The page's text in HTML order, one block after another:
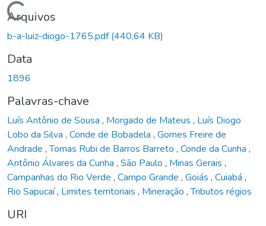
Carregando...
Arquivos
b-a-luiz-diogo-1765.pdf(440,64 KB)
Data
1896
Palavras-chave
Luís Antônio de Sousa , Morgado de Mateus , Luís Diogo
Lobo da Silva , Conde de Bobadela , Gomes Freire de
Andrade ,Tomas Rubi de Barros Barreto , Conde da Cunha ,
Antônio Álvares da Cunha , São Paulo , Minas Gerais ,
Campanhas do Rio Verde , Campo Grande , Goiás , Cuiabá ,
Rio Sapucaí, Limites territoriais , Mineração ,Tributos régios
URI